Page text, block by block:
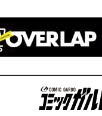
コミックガルド